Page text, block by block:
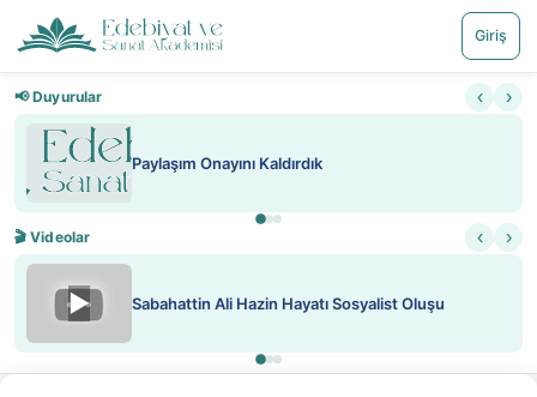
Giriş
📢 Duyurular ‹ ›
Kaldırdık
🎬 Videolar ‹ ›
Hayatı Sosyalist Oluşu ▶ ATEŞ YAKMAK